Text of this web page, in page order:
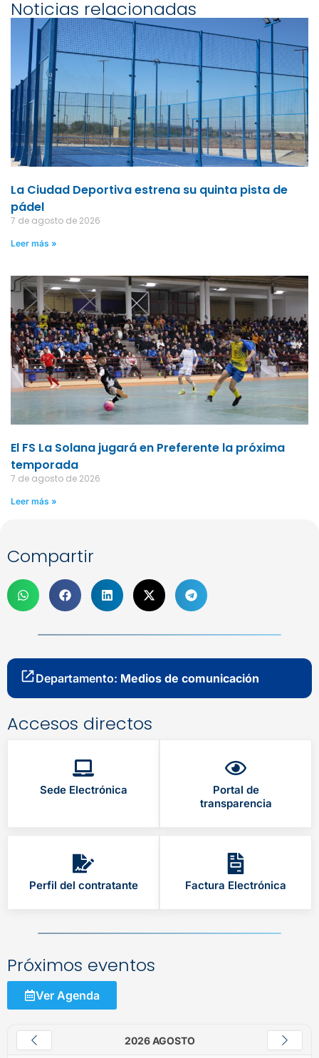
Noticias relacionadas
La Ciudad Deportiva estrena su quinta pista de
pádel
7 de agosto de 2026
Leer más »
El FS La Solana jugará en Preferente la próxima
temporada
7 de agosto de 2026
Leer más »
Compartir
Departamento: Medios de comunicación
Accesos directos
Sede Electrónica
Portal de
transparencia
Perfil del contratante Factura Electrónica
Próximos eventos
Ver Agenda
2026 AGOSTO